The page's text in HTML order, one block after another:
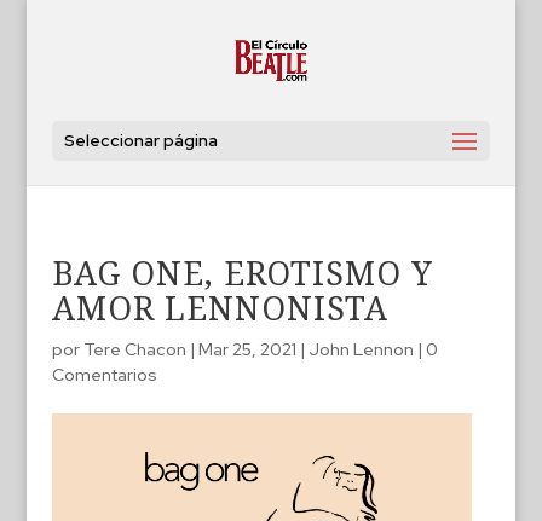
Seleccionar página
BAG ONE, EROTISMO Y
AMOR LENNONISTA
por Tere Chacon | Mar 25, 2021 | John Lennon | 0
Comentarios